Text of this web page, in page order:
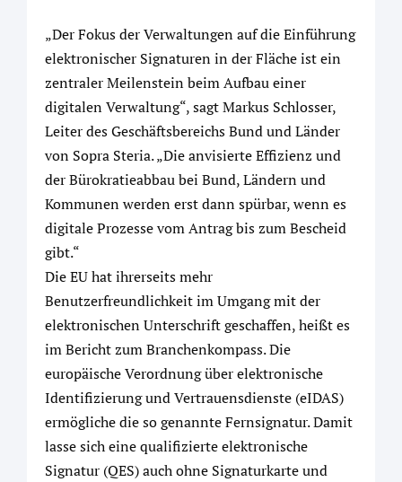
„Der Fokus der Verwaltungen auf die Einführung
elektronischer Signaturen in der Fläche ist ein
zentraler Meilenstein beim Aufbau einer
digitalen Verwaltung“, sagt Markus Schlosser,
Leiter des Geschäftsbereichs Bund und Länder
von Sopra Steria. „Die anvisierte Effizienz und
der Bürokratieabbau bei Bund, Ländern und
Kommunen werden erst dann spürbar, wenn es
digitale Prozesse vom Antrag bis zum Bescheid
gibt.“
Die EU hat ihrerseits mehr
Benutzerfreundlichkeit im Umgang mit der
elektronischen Unterschrift geschaffen, heißt es
im Bericht zum Branchenkompass. Die
europäische Verordnung über elektronische
Identifizierung und Vertrauensdienste (eIDAS)
ermögliche die so genannte Fernsignatur. Damit
lasse sich eine qualifizierte elektronische
Signatur (QES) auch ohne Signaturkarte und